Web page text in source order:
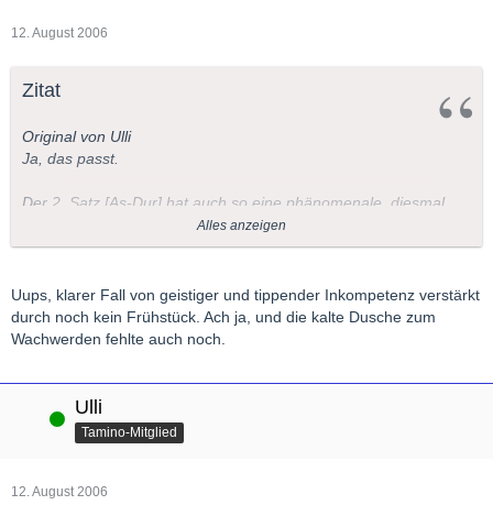
12. August 2006
Zitat
Original von Ulli
Ja, das passt.
Der 2. Satz [As-Dur] hat auch so eine phänomenale, diesmal
schmerzliche, Stelle. Aber ich muß ehrlich gestehen, dass mir
derzeit die 2. Sätze bei den späten Haydn-Quartetten etwas
Was meinst Du eigentlich mit:
Viele Grüße
Alles anzeigen
Uups, klarer Fall von geistiger und tippender Inkompetenz verstärkt
durch noch kein Frühstück. Ach ja, und die kalte Dusche zum
Wachwerden fehlte auch noch.
Online Ulli
Tamino-Mitglied
12. August 2006